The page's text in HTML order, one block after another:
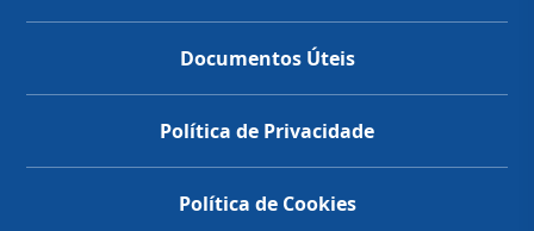
Documentos Úteis
Política de Privacidade
Política de Cookies